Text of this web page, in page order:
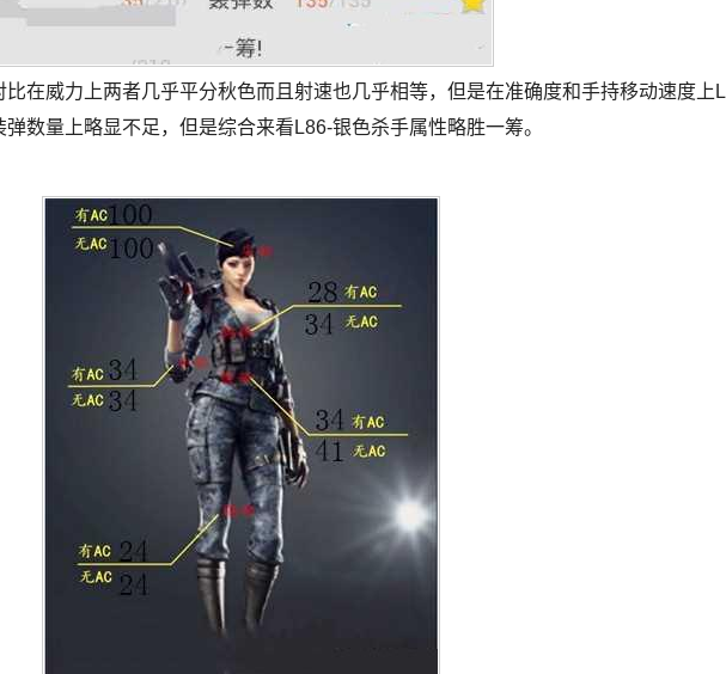
在威力上两者几乎平分秋色而且射速也几乎相等，但是在准确度和手持移动速度上L
数量上略显不足，但是综合来看L86-银色杀手属性略胜一筹。